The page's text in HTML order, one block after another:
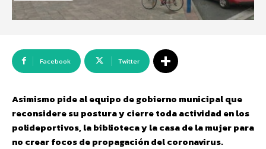
Facebook Twitter
Asimismo pide al equipo de gobierno municipalque
reconsideresu posturay cierretoda actividad enlos
polideportivos, la biblioteca y la casa de la mujerpara
no crear focos de propagación del coronavirus.